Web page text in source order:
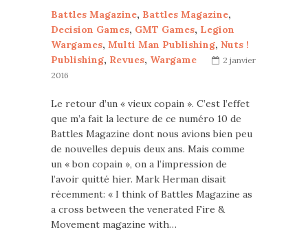
Battles Magazine, Battles Magazine,
Decision Games, GMT Games, Legion
Wargames, Multi Man Publishing, Nuts !
Publishing, Revues, Wargame
2 janvier
2016
Le retour d’un « vieux copain ». C’est l’effet
que m’a fait la lecture de ce numéro 10 de
Battles Magazine dont nous avions bien peu
de nouvelles depuis deux ans. Mais comme
un « bon copain », on a l’impression de
l’avoir quitté hier. Mark Herman disait
récemment: « I think of Battles Magazine as
a cross between the venerated Fire &
Movement magazine with…